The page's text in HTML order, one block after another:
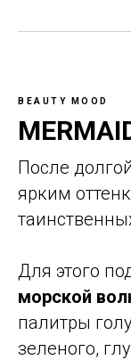
BEAUTY MOOD
После
ярким
Для этого
морской
палитры
зеленого,